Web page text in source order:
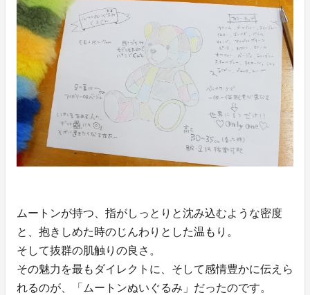
ムートンが持つ、指がしっとりと沈み込むような密度
と、抱きしめた時のじんわりとした温もり。
そして抜群の肌触りの良さ。
その魅力を最もダイレクトに、そして感情豊かに伝えら
れるのが、「ムートンぬいぐるみ」だったのです。